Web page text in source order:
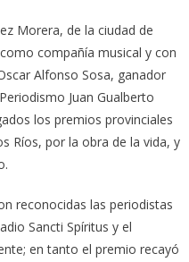
Morera, de la ciudad de
compañía musical y con
Alfonso Sosa, ganador
Juan Gualberto
los premios provinciales
Ríos, por la obra de la vida, y
reconocidas las periodistas
Sancti Spíritus y el
en tanto el premio recayó